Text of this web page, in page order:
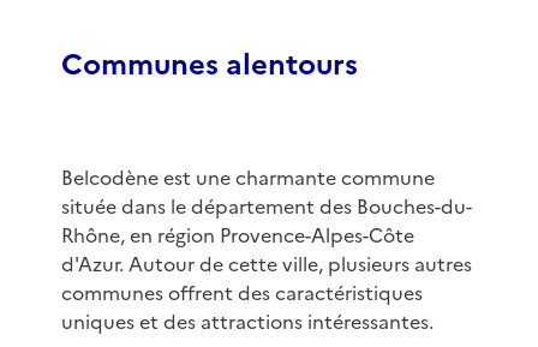
Communes alentours
Belcodène est une charmante commune
située dans le département des Bouches-du-
Rhône, en région Provence-Alpes-Côte
d'Azur. Autour de cette ville, plusieurs autres
communes offrent des caractéristiques
uniques et des attractions intéressantes.